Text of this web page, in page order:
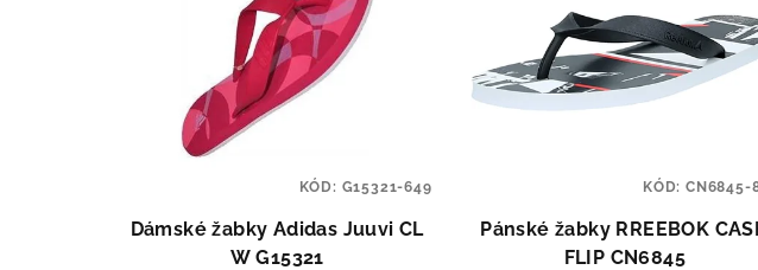
k
r
Dámské žabky Adidas Juuvi CL
W G15321
KÓD: G15321-649
Pánské žabky RREEBOK
FLIP CN6845
KÓD: CN6845-